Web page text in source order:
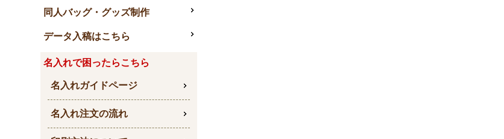
同人バッグ・グッズ制作
データ入稿はこちら
名入れで困ったらこちら
名入れガイドページ
名入れ注文の流れ